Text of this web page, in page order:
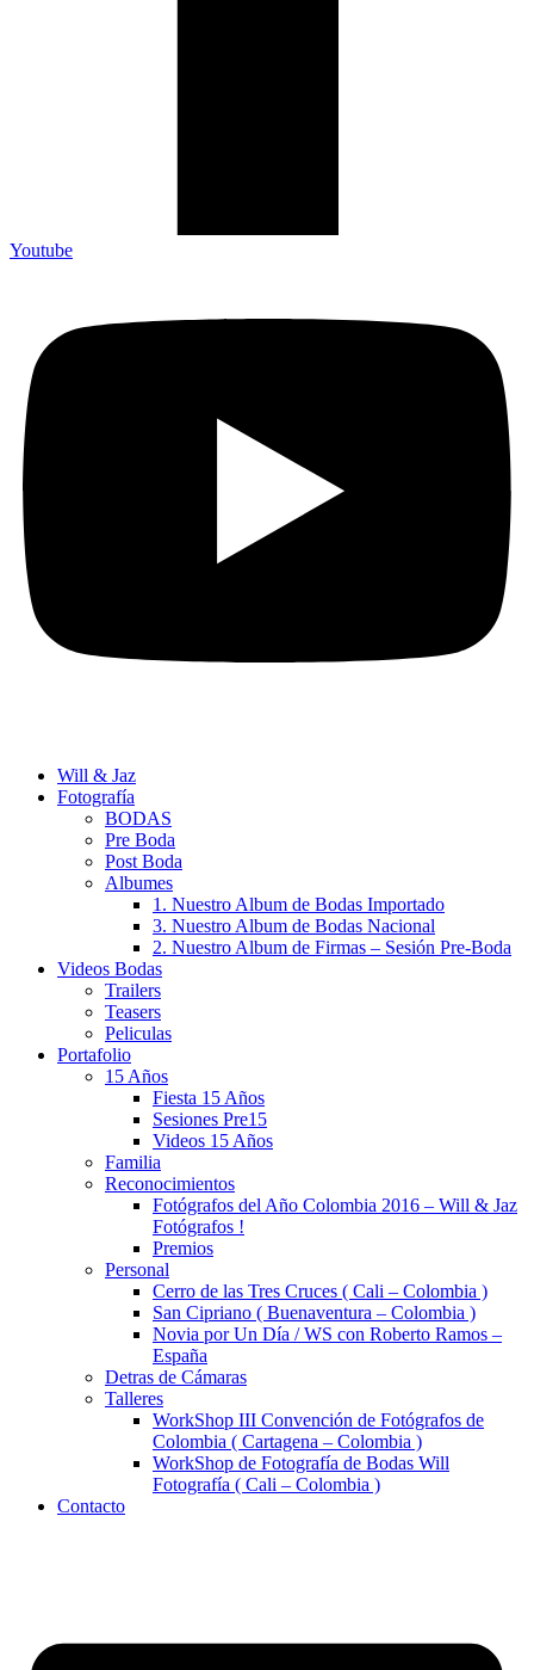
Youtube
Will & Jaz
Fotografía
BODAS
Pre Boda
Post Boda
Albumes
1. Nuestro Album de Bodas Importado
3. Nuestro Album de Bodas Nacional
2. Nuestro Album de Firmas – Sesión Pre-Boda
Videos Bodas
Trailers
Teasers
Peliculas
Portafolio
15 Años
Fiesta 15 Años
Sesiones Pre15
Videos 15 Años
Familia
Reconocimientos
Fotógrafos del Año Colombia 2016 – Will & Jaz
Fotógrafos !
Premios
Personal
Cerro de las Tres Cruces ( Cali – Colombia )
San Cipriano ( Buenaventura – Colombia )
Novia por Un Día / WS con Roberto Ramos –
España
Detras de Cámaras
Talleres
WorkShop III Convención de Fotógrafos de
Colombia ( Cartagena – Colombia )
WorkShop de Fotografía de Bodas Will
Fotografía ( Cali – Colombia )
Contacto